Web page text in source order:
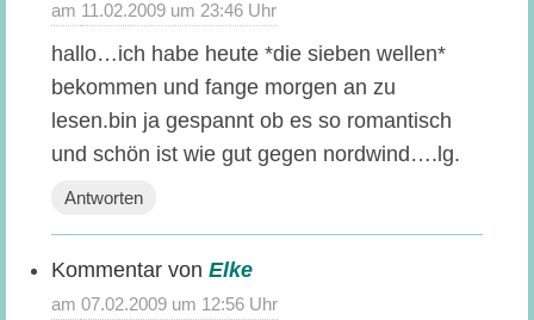
11.02.2009 um 23:46 Uhr
hallo…ich habe heute *die sieben wellen*
bekommen und fange morgen an zu
lesen.bin ja gespannt ob es so romantisch
und schön ist wie gut gegen nordwind….lg.
Antworten
Elke
07.02.2009 um 12:56 Uhr